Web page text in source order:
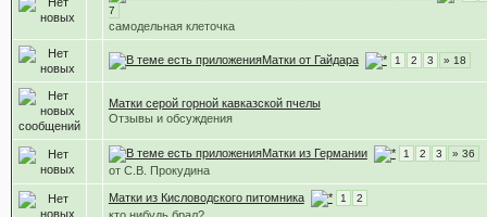
7
самодельная клеточка
Матки от Гайдара 1 2 3 » 18
Матки серой горной кавказской пчелы
Отзывы и обсуждения
Матки из Германии 1 2 3 » 36
от С.В. Прокудина
Матки из Кисловодского питомника 1 2